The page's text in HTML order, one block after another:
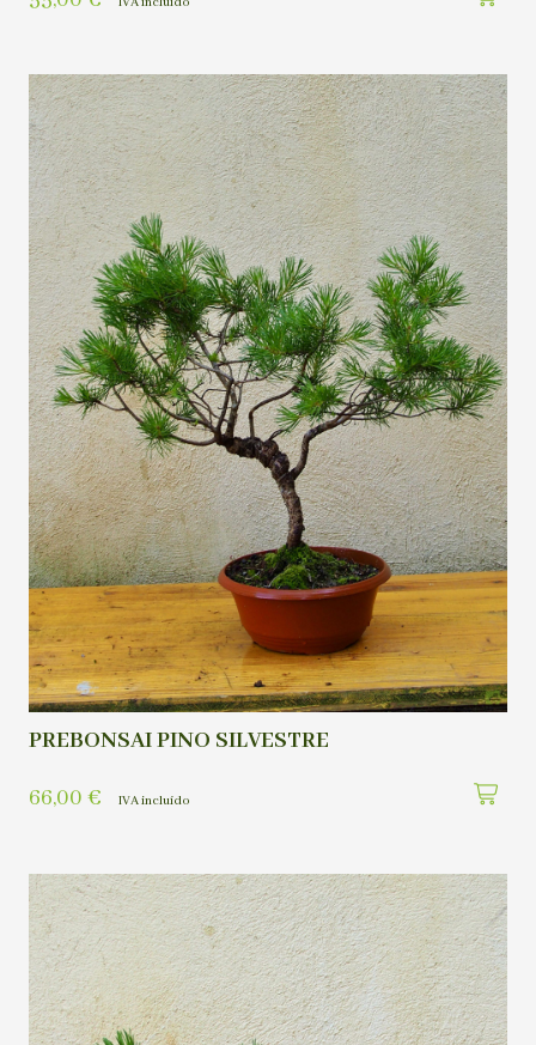
PREBONSAI PINO SILVESTRE
66,00 € IVA incluído